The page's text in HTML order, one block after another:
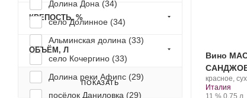
Вино
красное,
Регион:
Италия
Крепость
11 %. Объем
0.75 л
Долина Дона (34)
село Долинное (34)
Альминская долина (33)
село Кочергино (33)
Долина реки Афипс (29)
посёлок Даниловка (29)
КРЕПОСТЬ, %
ОБЪЁМ, Л
ПОКАЗАТЬ